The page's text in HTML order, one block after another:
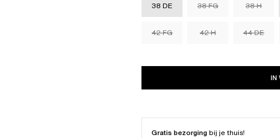
38 DE 38 FG 38 H
42 FG 42 H 44 DE
IN
Gratis bezorgingbij je thuis!